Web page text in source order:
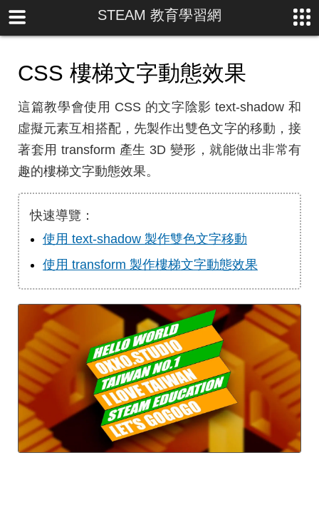
STEAM 教育學習網
CSS 樓梯文字動態效果
這篇教學會使用 CSS 的文字陰影 text-shadow 和
虛擬元素互相搭配，先製作出雙色文字的移動，接
著套用 transform 產生 3D 變形，就能做出非常有
趣的樓梯文字動態效果。
快速導覽：
使用 text-shadow 製作雙色文字移動
使用 transform 製作樓梯文字動態效果